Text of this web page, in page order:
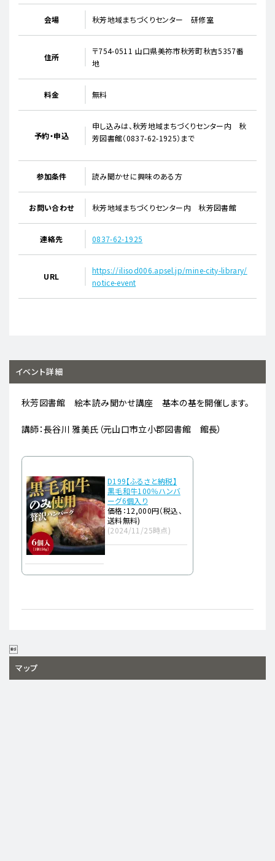
会場 秋芳地域まちづくりセンター 研修室
住所
〒754-0511 山口県美祢市秋芳町秋吉5357番
地
料金 無料
予約・申込
申し込みは、秋芳地域まちづくりセンター内 秋
芳図書館（0837-62-1925）まで
参加条件 読み聞かせに興味のある方
お問い合わせ 秋芳地域まちづくりセンター内 秋芳図書館
連絡先 0837-62-1925
URL
https://ilisod006.apsel.jp/mine-city-library/
notice-event
イベント詳細
秋芳図書館 絵本読み聞かせ講座 基本の基を開催します。
講師：長谷川 雅美氏（元山口市立小郡図書館 館長）
D199【ふるさと納税】
黒毛和牛100％ハンバ
ーグ6個入り
価格：12,000円（税込、
送料無料)
(2024/11/25時点)

マップ